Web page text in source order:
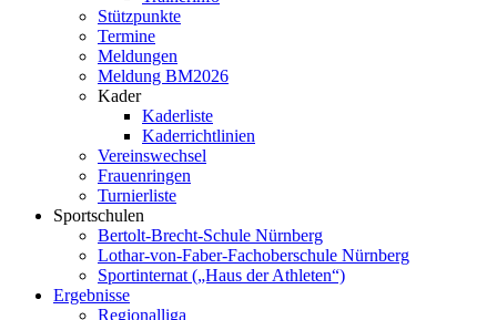
Stützpunkte
Termine
Meldungen
Meldung BM2026
Kader
Kaderliste
Kaderrichtlinien
Vereinswechsel
Frauenringen
Turnierliste
Sportschulen
Bertolt-Brecht-Schule Nürnberg
Lothar-von-Faber-Fachoberschule Nürnberg
Sportinternat („Haus der Athleten“)
Ergebnisse
Regionalliga